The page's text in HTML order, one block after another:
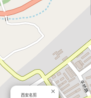
西安名剪 ×